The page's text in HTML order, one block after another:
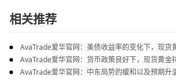
相关推荐
AvaTrade爱华官网：美债收益率的变化下，现货
AvaTrade爱华官网：货币政策良好下，现货黄金
AvaTrade爱华官网：中东局势的缓和以及预期升